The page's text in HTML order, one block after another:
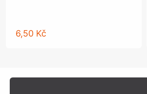
6,50 Kč